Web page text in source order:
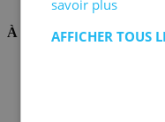
À propos de nous
savoir plus
AFFICHER TOUS